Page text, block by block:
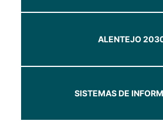
ALENTEJO
SISTEMAS DE